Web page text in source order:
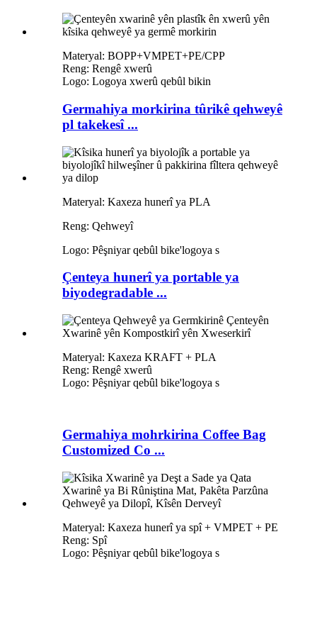
Materyal: BOPP+VMPET+PE/CPP
Reng: Rengê xwerû
Logo: Logoya xwerû qebûl bikin
Germahiya morkirina tûrikê qehweyê
pl takekesî ...
Materyal: Kaxeza hunerî ya PLA
Reng: Qehweyî
Logo: Pêşniyar qebûl bike'logoya s
Çenteya hunerî ya portable ya
biyodegradable ...
Materyal: Kaxeza KRAFT + PLA
Reng: Rengê xwerû
Logo: Pêşniyar qebûl bike'logoya s
Germahiya mohrkirina Coffee Bag
Customized Co ...
Materyal: Kaxeza hunerî ya spî + VMPET + PE
Reng: Spî
Logo: Pêşniyar qebûl bike'logoya s